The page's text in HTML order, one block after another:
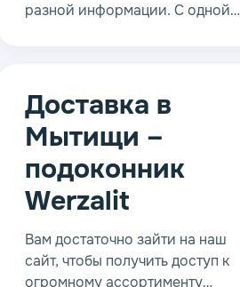
разной информации. С одной
стороны сделать правильный
выбор от этого даже сложнее. В
продаже имеется немало
качественных изделий,
достаточно для этого заглянуть
в наши каталоги.
Доставка в
Мытищи –
подоконник
Werzalit
Вам достаточно зайти на наш
сайт, чтобы получить доступ к
огромному ассортименту